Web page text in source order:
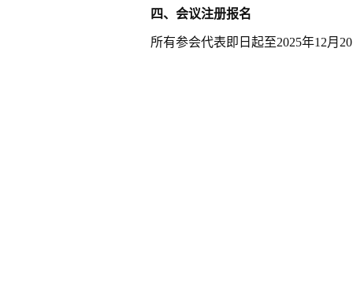
四、会议注册报名
所有参会代表即日起至2025年1 2月 20